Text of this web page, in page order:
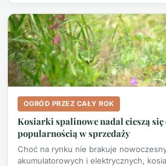
OGRÓD PRZEZ CAŁY ROK
Kosiarki spalinowe nadal cieszą się
popularnością w sprzedaży
Choć na rynku nie brakuje
akumulatorowych i elektrycznych,